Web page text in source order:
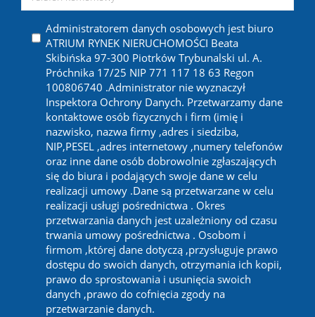
Administratorem danych osobowych jest biuro
ATRIUM RYNEK NIERUCHOMOŚCI Beata
Skibińska 97-300 Piotrków Trybunalski ul. A.
Próchnika 17/25 NIP 771 117 18 63 Regon
100806740 .Administrator nie wyznaczył
Inspektora Ochrony Danych. Przetwarzamy dane
kontaktowe osób fizycznych i firm (imię i
nazwisko, nazwa firmy ,adres i siedziba,
NIP,PESEL ,adres internetowy ,numery telefonów
oraz inne dane osób dobrowolnie zgłaszających
się do biura i podających swoje dane w celu
realizacji umowy .Dane są przetwarzane w celu
realizacji usługi pośrednictwa . Okres
przetwarzania danych jest uzależniony od czasu
trwania umowy pośrednictwa . Osobom i
firmom ,której dane dotyczą ,przysługuje prawo
dostępu do swoich danych, otrzymania ich kopii,
prawo do sprostowania i usunięcia swoich
danych ,prawo do cofnięcia zgody na
przetwarzanie danych.